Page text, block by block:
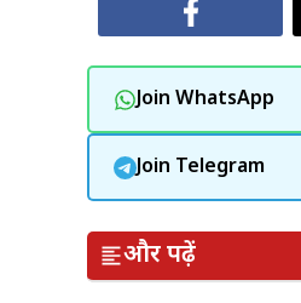
Join WhatsApp
Join Telegram
और पढ़ें